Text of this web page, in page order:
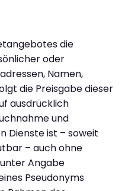
die
oder
Namen,
die Preisgabe dieser
ausdrücklich
und
Dienste ist – soweit
– auch ohne
Angabe
Pseudonyms